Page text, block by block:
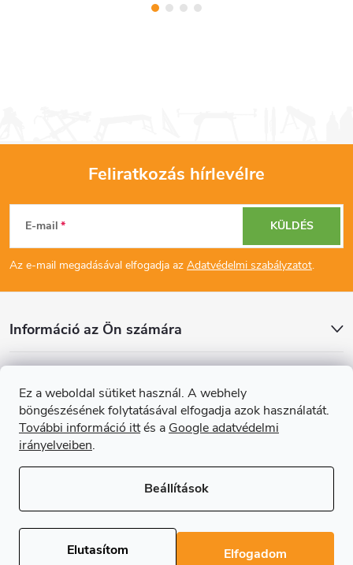
Ez a weboldal sütiket használ. A webhely
böngészésének folytatásával elfogadja azok használatát.
További információ ittés a Google adatvédelmi
irányelveiben.
Beállítások
Elutasítom Elfogadom
L
á
b
é
Feliratkozás hírlevélre
E-mail
Az e-mail megadásával elfogadja az Adatvédelmi szabályzatot.
KÜLDÉS
Információ az Ön számára
Online fizetési lehetőséget biztosítunk
Copyright 2026Regals.hu. Minden jog fenntartva.Süti beállítások
szerkesztése